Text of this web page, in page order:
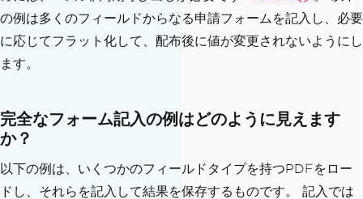
の例は多くのフィールドからなる申請フォームを記入し、必要
に応じてフラット化して、配布後に値が変更されないようにし
ます。
完全なフォーム記入の例はどのように見えます
か？
以下の例は、いくつかのフィールドタイプを持つPDFをロー
ドし、それらを記入して結果を保存するものです。 記入では